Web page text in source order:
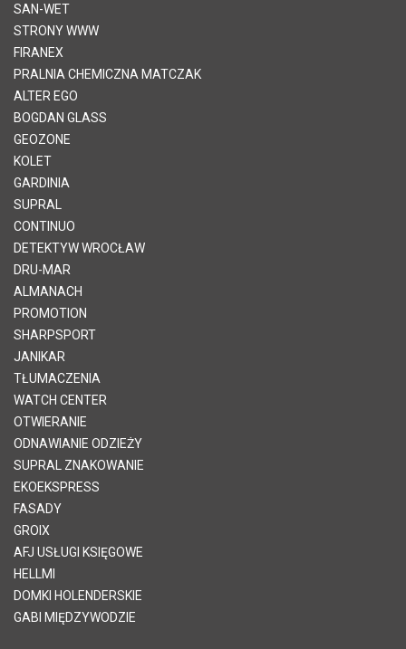
SAN-WET
STRONY WWW
FIRANEX
PRALNIA CHEMICZNA MATCZAK
ALTER EGO
BOGDAN GLASS
GEOZONE
KOLET
GARDINIA
SUPRAL
CONTINUO
DETEKTYW WROCŁAW
DRU-MAR
ALMANACH
PROMOTION
SHARPSPORT
JANIKAR
TŁUMACZENIA
WATCH CENTER
OTWIERANIE
ODNAWIANIE ODZIEŻY
SUPRAL ZNAKOWANIE
EKOEKSPRESS
FASADY
GROIX
AFJ USŁUGI KSIĘGOWE
HELLMI
DOMKI HOLENDERSKIE
GABI MIĘDZYWODZIE